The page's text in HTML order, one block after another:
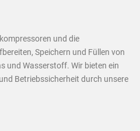
und die
Speichern und Füllen von
und Wasserstoff. Wir bieten ein
Betriebssicherheit durch unsere